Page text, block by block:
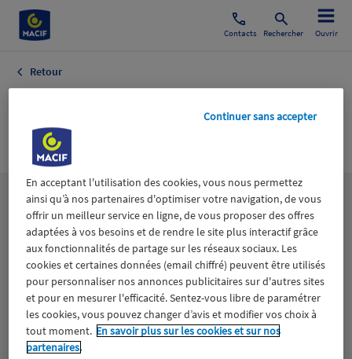
Contacts Rechercher Ouvrir
Retour
Culture Arts
Lesthématiques
Aidants Catastrophes naturelles Climat
Engagement Epargne ESS
Expérience clients Fondation Macif Jeunesse
En acceptant l'utilisation des cookies, vous nous permettez
ainsi qu’à nos partenaires d'optimiser votre navigation, de vous
offrir un meilleur service en ligne, de vous proposer des offres
adaptées à vos besoins et de rendre le site plus interactif grâce
aux fonctionnalités de partage sur les réseaux sociaux. Les
cookies et certaines données (email chiffré) peuvent être utilisés
pour personnaliser nos annonces publicitaires sur d'autres sites
et pour en mesurer l'efficacité. Sentez-vous libre de paramétrer
les cookies, vous pouvez changer d’avis et modifier vos choix à
tout moment. En savoir plus sur les cookies et sur nos
partenaires.
Continuer sans accepter